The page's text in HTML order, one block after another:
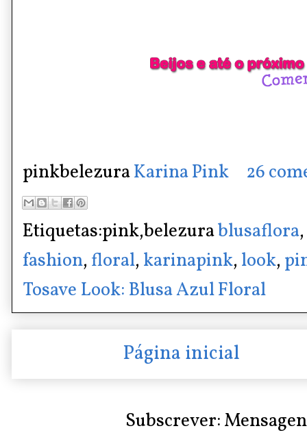
pinkbelezuraKarina Pink 26
Etiquetas:pink,belezurablusaflora,
fashion, floral, karinapink, look,
Tosave Look: Blusa Azul Floral
Página inicial
Subscrever: